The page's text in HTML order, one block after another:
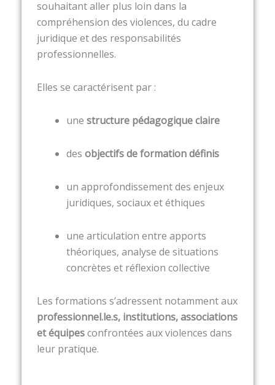
souhaitant aller plus loin dans la
compréhension des violences, du cadre
juridique et des responsabilités
professionnelles.
Elles se caractérisent par :
une structure pédagogique claire
des objectifs de formation définis
un approfondissement des enjeux
juridiques, sociaux et éthiques
une articulation entre apports
théoriques, analyse de situations
concrètes et réflexion collective
Les formations s’adressent notamment aux
professionnel.le.s, institutions, associations
et équipesconfrontées aux violences dans
leur pratique.